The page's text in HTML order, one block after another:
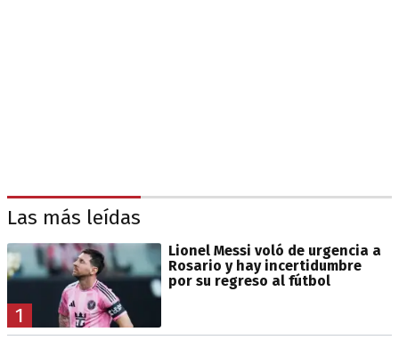
Las más leídas
1
Lionel Messi voló de urgencia a
Rosario y hay incertidumbre
por su regreso al fútbol